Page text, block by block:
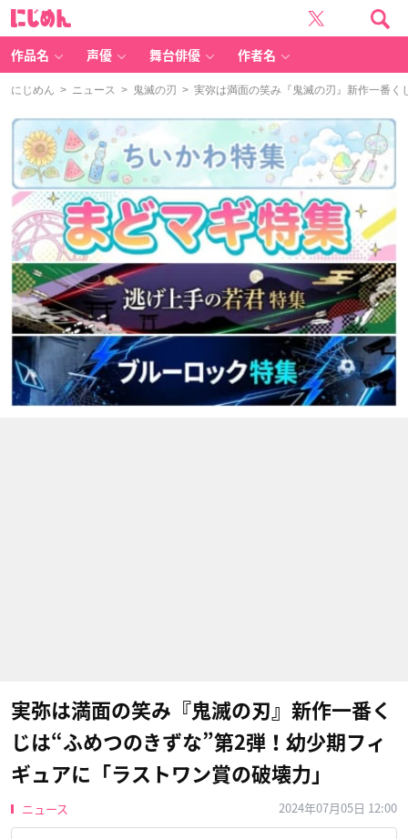
作品名 声優 舞台俳優 作者名
にじめん > ニュース > 鬼滅の刃 > 実弥は満面の笑み『鬼滅の刃』新作一番く
実弥は満面の笑み『鬼滅の刃』新作一番く
じは“ふめつのきずな”第2弾！幼少期フィ
ギュアに「ラストワン賞の破壊力」
ニュース 2024年07月05日 12:00